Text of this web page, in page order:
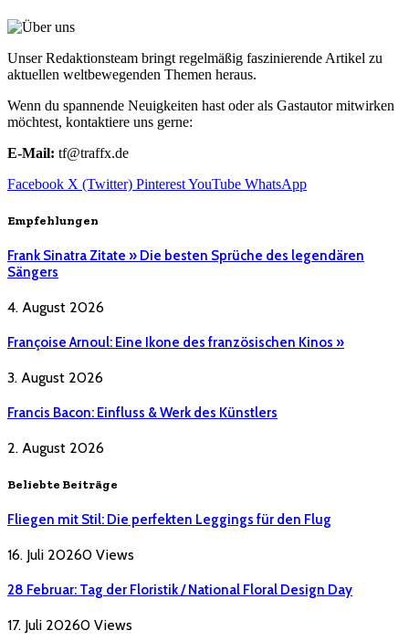
Unser Redaktionsteam bringt regelmäßig faszinierende Artikel zu
aktuellen weltbewegenden Themen heraus.
Wenn du spannende Neuigkeiten hast oder als Gastautor mitwirken
möchtest, kontaktiere uns gerne:
E-Mail: tf@traffx.de
Facebook X (Twitter) PinterestYouTube WhatsApp
Empfehlungen
Frank Sinatra Zitate » Die besten Sprüche des legendären
Sängers
4. August 2026
Françoise Arnoul: Eine Ikone des französischen Kinos »
3. August 2026
Francis Bacon: Einfluss & Werk des Künstlers
2. August 2026
Beliebte Beiträge
Fliegen mit Stil: Die perfekten Leggings für den Flug
16. Juli 20260 Views
28 Februar: Tag der Floristik / National Floral Design Day
17. Juli 20260 Views